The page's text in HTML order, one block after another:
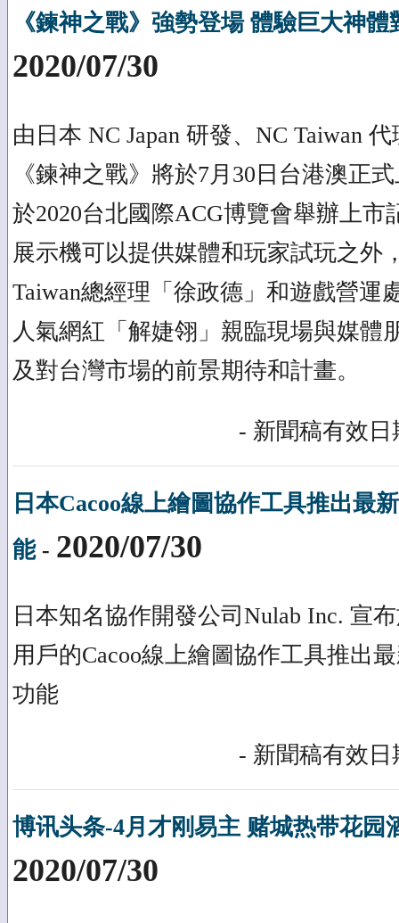
《鍊神之戰》強勢登場 體驗巨大神
2020/07/30
由日本 NC Japan 研發、NC Taiwan
《鍊神之戰》將於7月30日台港澳正
於2020台北國際ACG博覽會舉辦上市
展示機可以提供媒體和玩家試玩之外
Taiwan總經理「徐政德」和遊戲營運
人氣網紅「解婕翎」親臨現場與媒體
及對台灣市場的前景期待和計畫。
- 新聞稿有效日
日本Cacoo線上繪圖協作工具推出最
能- 2020/07/30
日本知名協作開發公司Nulab Inc. 宣
用戶的Cacoo線上繪圖協作工具推出
功能
- 新聞稿有效日
博讯头条-4月才刚易主 赌城热带花园
2020/07/30